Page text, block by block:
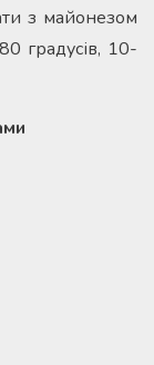
з майонезом
градусів, 10-